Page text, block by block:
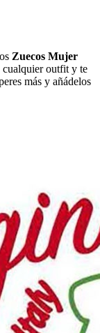
Zuecos Mujer
cualquier outfit y te
más y añádelos